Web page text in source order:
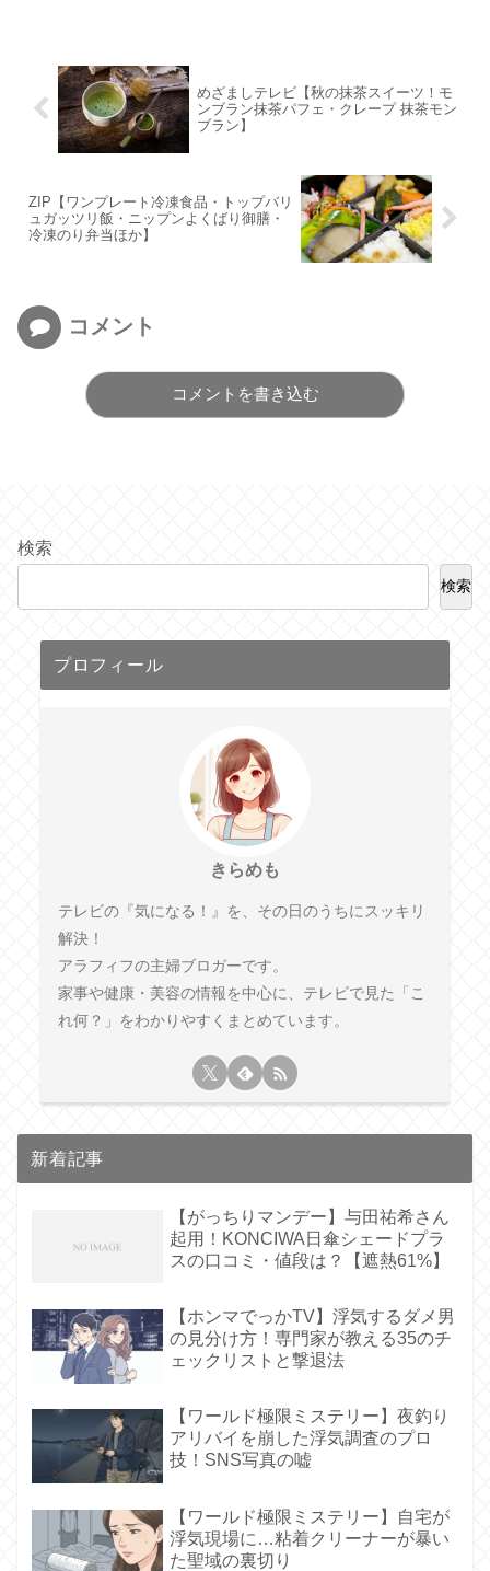
めざましテレビ【秋の抹茶スイーツ！モ
ンブラン抹茶パフェ・クレープ 抹茶モン
ブラン】
ZIP【ワンプレート冷凍食品・トップバリ
ュガッツリ飯・ニップンよくばり御膳・
冷凍のり弁当ほか】
コメント
コメントを書き込む
検索
検索
プロフィール
きらめも
テレビの『気になる！』を、その日のうちにスッキリ
解決！
アラフィフの主婦ブロガーです。
家事や健康・美容の情報を中心に、テレビで見た「こ
れ何？」をわかりやすくまとめています。
新着記事
【がっちりマンデー】与田祐希さん
起用！KONCIWA日傘シェードプラ
スの口コミ・値段は？【遮熱61%】
【ホンマでっかTV】浮気するダメ男
の見分け方！専門家が教える35のチ
ェックリストと撃退法
【ワールド極限ミステリー】夜釣り
アリバイを崩した浮気調査のプロ
技！SNS写真の嘘
【ワールド極限ミステリー】自宅が
浮気現場に…粘着クリーナーが暴い
た聖域の裏切り